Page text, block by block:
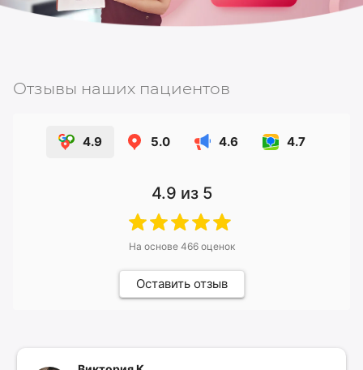
Отзывы наших пациентов
4.9 5.0 4.6 4.7
4.9 из 5
На основе 466оценок
Оставить отзыв